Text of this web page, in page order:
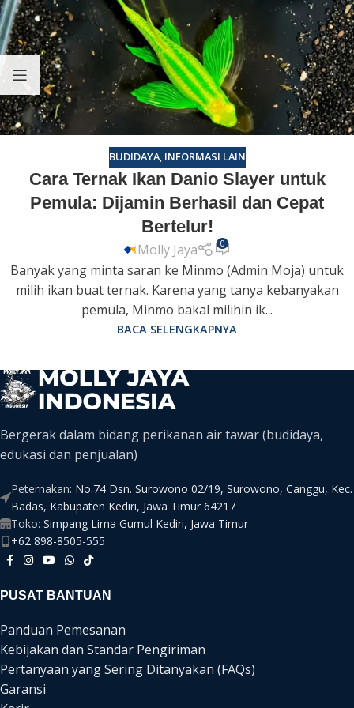
BUDIDAYA, INFORMASI LAIN
Cara Ternak Ikan Danio Slayer untuk
Pemula: Dijamin Berhasil dan Cepat
Bertelur!
Molly Jaya 0
Banyak yang minta saran ke Minmo (Admin Moja) untuk
milih ikan buat ternak. Karena yang tanya kebanyakan
pemula, Minmo bakal milihin ik...
BACA SELENGKAPNYA
Bergerak dalam bidang perikanan air tawar (budidaya,
edukasi dan penjualan)
Peternakan: No.74 Dsn. Surowono 02/19, Surowono, Canggu, Kec.
Badas, Kabupaten Kediri, Jawa Timur 64217
Toko: Simpang Lima Gumul Kediri, Jawa Timur
+62 898-8505-555
PUSAT BANTUAN
Panduan Pemesanan
Kebijakan dan Standar Pengiriman
Pertanyaan yang Sering Ditanyakan (FAQs)
Garansi